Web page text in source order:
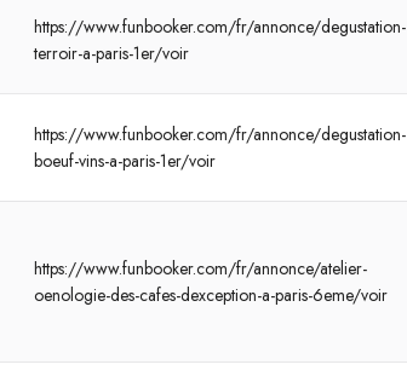
https://www.funbooker.com/fr/annonce/degustation-
terroir-a-paris-1er/voir
https://www.funbooker.com/fr/annonce/degustation-
boeuf-vins-a-paris-1er/voir
https://www.funbooker.com/fr/annonce/atelier-
oenologie-des-cafes-dexception-a-paris-6eme/voir